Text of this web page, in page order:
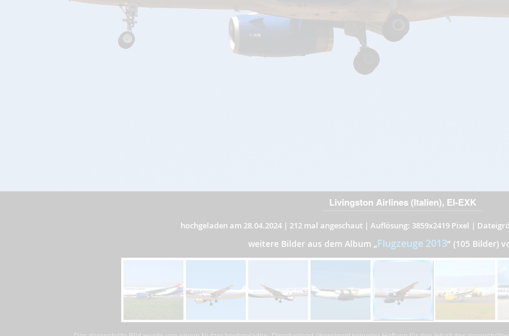
Livingston Airlines (Italien), EI-EXK
hochgeladen am 28.04.2024 | 212 mal angeschaut | Auflösung: 3859x2419 Pixel |
weitere Bilder aus dem Album „Flugzeuge 2013” (105 Bilder)